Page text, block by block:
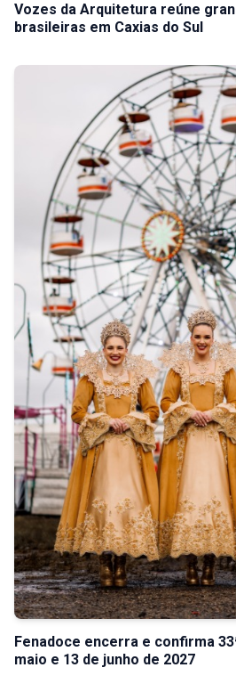
Vozes da Arquitetura reúne
brasileiras em Caxias do Sul
Fenadoce encerra e confirma
maio e 13 de junho de 2027